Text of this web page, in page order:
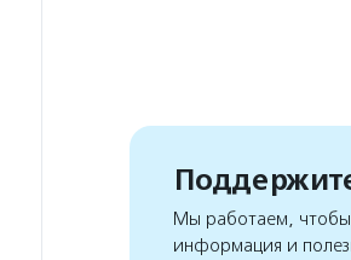
Мы работаем, чтобы
информация и